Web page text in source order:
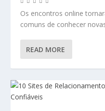
Os encontros online
comuns de conhecer
READ MORE